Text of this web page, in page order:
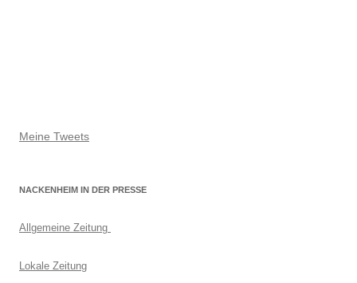
Meine Tweets
NACKENHEIM IN DER PRESSE
Allgemeine Zeitung
Lokale Zeitung